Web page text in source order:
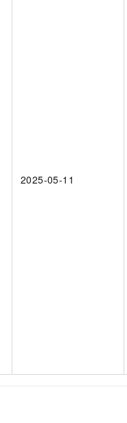
2025-05-11